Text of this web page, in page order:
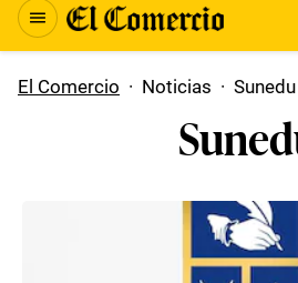
El Comercio · Noticias · Sunedu